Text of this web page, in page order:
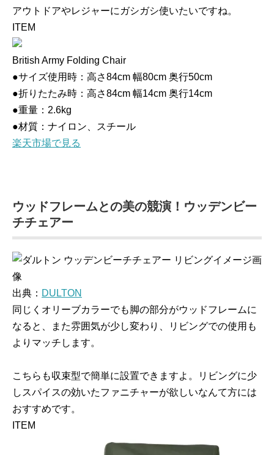
アウトドアやレジャーにガシガシ使いたいですね。
ITEM
British Army Folding Chair
●サイズ使用時：高さ84cm 幅80cm 奥行50cm
●折りたたみ時：高さ84cm 幅14cm 奥行14cm
●重量：2.6kg
●材質：ナイロン、スチール
楽天市場で見る
ウッドフレームとの美の競演！ウッデンビー
チチェアー
出典： DULTON
同じくオリーブカラーでも脚の部分がウッドフレームに
なると、また雰囲気が少し変わり、リビングでの使用も
よりマッチします。
こちらも収束型で簡単に設置できますよ。リビングに少
しスパイスの効いたファニチャーが欲しいなんて方には
おすすめです。
ITEM